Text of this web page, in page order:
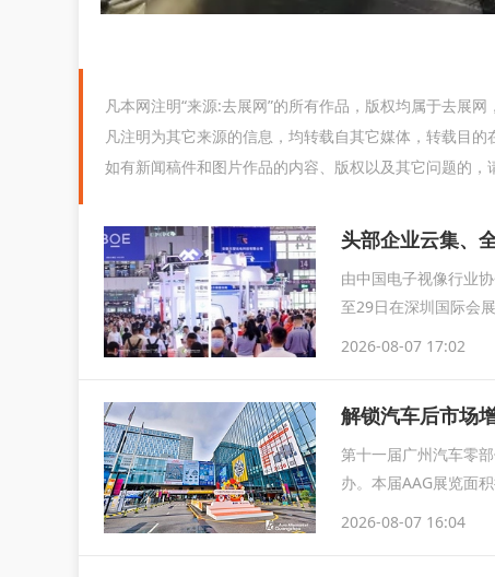
凡本网注明“来源:去展网”的所有作品，版权均属于去展网
凡注明为其它来源的信息，均转载自其它媒体，转载目
如有新闻稿件和图片作品的内容、版权以及其它问题的，
由中国电子视像行业
至29日在深圳国际会
2026-08-07 17:02
解锁汽车后市场
第十一届广州汽车零
办。本届AAG展览面
2026-08-07 16:04